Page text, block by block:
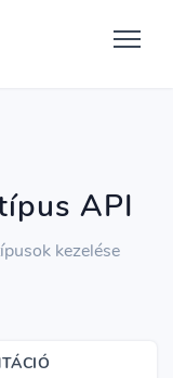
API
kezelése